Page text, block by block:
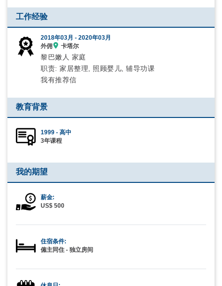
工作经验
2018年03月 -2020年03月
外佣
卡塔尔
黎巴嫩人 家庭
职责: 家居整理, 照顾婴儿, 辅导功课
我有推荐信
教育背景
1999 - 高中
3年课程
我的期望
薪金:
US$ 500
住宿条件:
僱主同住 - 独立房间